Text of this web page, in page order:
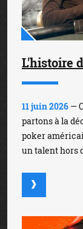
L'histoire
11 juin 2026 —
partons à la
poker
un talent hors